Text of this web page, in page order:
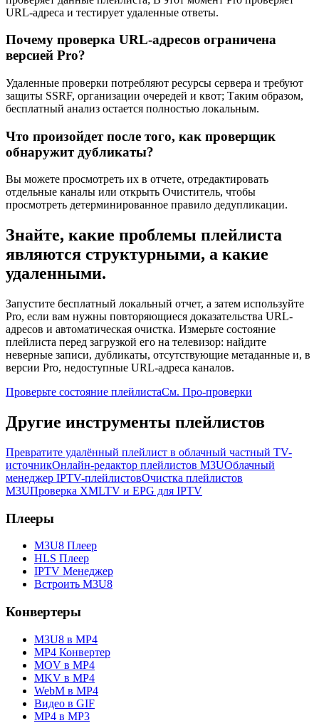
URL-адреса и тестирует удаленные ответы.
Почему проверка URL-адресов ограничена
версией Pro?
Удаленные проверки потребляют ресурсы сервера и требуют
защиты SSRF, организации очередей и квот; Таким образом,
бесплатный анализ остается полностью локальным.
Что произойдет после того, как проверщик
обнаружит дубликаты?
Вы можете просмотреть их в отчете, отредактировать
отдельные каналы или открыть Очиститель, чтобы
просмотреть детерминированное правило дедупликации.
Знайте, какие проблемы плейлиста
являются структурными, а какие
удаленными.
Запустите бесплатный локальный отчет, а затем используйте
Pro, если вам нужны повторяющиеся доказательства URL-
адресов и автоматическая очистка. Измерьте состояние
плейлиста перед загрузкой его на телевизор: найдите
неверные записи, дубликаты, отсутствующие метаданные и, в
версии Pro, недоступные URL-адреса каналов.
Проверьте состояние плейлистаСм. Про-проверки
Другие инструменты плейлистов
Превратите удалённый плейлист в облачный частный TV-
источникОнлайн-редактор плейлистов M3UОблачный
менеджер IPTV-плейлистовОчистка плейлистов
M3UПроверка XMLTV и EPG для IPTV
Плееры
M3U8 Плеер
HLS Плеер
IPTV Менеджер
Встроить M3U8
Конвертеры
M3U8 в MP4
MP4 Конвертер
MOV в MP4
MKV в MP4
WebM в MP4
Видео в GIF
MP4 в MP3